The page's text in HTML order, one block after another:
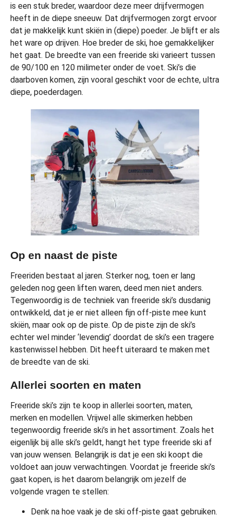
is een stuk breder, waardoor deze meer drijfvermogen
heeft in de diepe sneeuw. Dat drijfvermogen zorgt ervoor
dat je makkelijk kunt skiën in (diepe) poeder. Je blijft er als
het ware op drijven. Hoe breder de ski, hoe gemakkelijker
het gaat. De breedte van een freeride ski varieert tussen
de 90/100 en 120 milimeter onder de voet. Ski’s die
daarboven komen, zijn vooral geschikt voor de echte, ultra
diepe, poederdagen.
Op en naast de piste
Freeriden bestaat al jaren. Sterker nog, toen er lang
geleden nog geen liften waren, deed men niet anders.
Tegenwoordig is de techniek van freeride ski’s dusdanig
ontwikkeld, dat je er niet alleen fijn off-piste mee kunt
skiën, maar ook op de piste. Op de piste zijn de ski’s
echter wel minder ‘levendig’ doordat de ski’s een tragere
kastenwissel hebben. Dit heeft uiteraard te maken met
de breedte van de ski.
Allerlei soorten en maten
Freeride ski’s zijn te koop in allerlei soorten, maten,
merken en modellen. Vrijwel alle skimerken hebben
tegenwoordig freeride ski’s in het assortiment. Zoals het
eigenlijk bij alle ski’s geldt, hangt het type freeride ski af
van jouw wensen. Belangrijk is dat je een ski koopt die
voldoet aan jouw verwachtingen. Voordat je freeride ski’s
gaat kopen, is het daarom belangrijk om jezelf de
volgende vragen te stellen:
Denk na hoe vaak je de ski off-piste gaat gebruiken.